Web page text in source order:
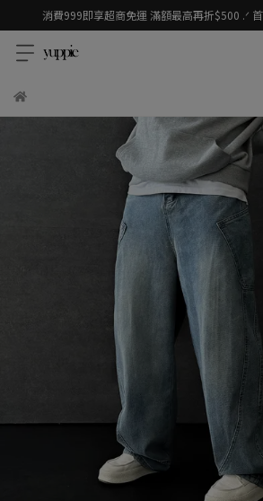
消費999即享超商免運 滿額最高再折$500 .ᐟ